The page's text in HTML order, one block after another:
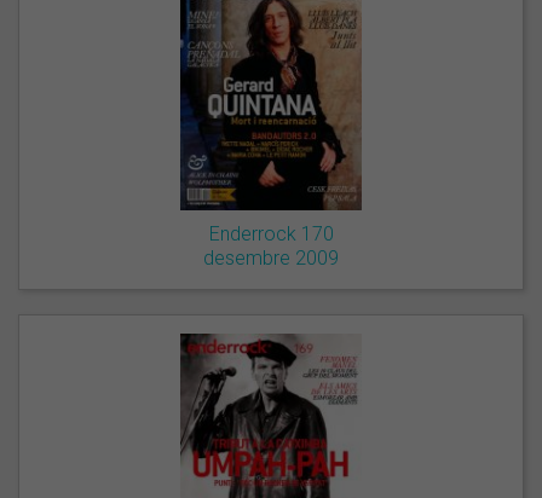
Enderrock 170
desembre 2009